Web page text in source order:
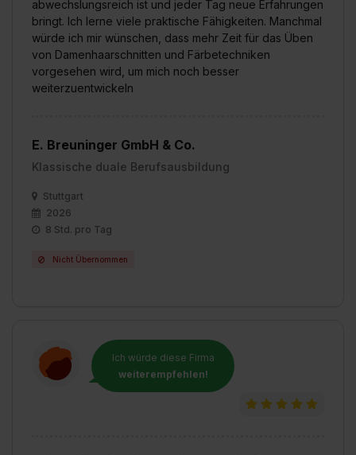
abwechslungsreich ist und jeder Tag neue Erfahrungen
bringt. Ich lerne viele praktische Fähigkeiten. Manchmal
würde ich mir wünschen, dass mehr Zeit für das Üben
von Damenhaarschnitten und Färbetechniken
vorgesehen wird, um mich noch besser
weiterzuentwickeln
E. Breuninger GmbH & Co.
Klassische duale Berufsausbildung
Stuttgart
2026
8 Std. pro Tag
Nicht Übernommen
Ich würde diese Firma
weiterempfehlen!